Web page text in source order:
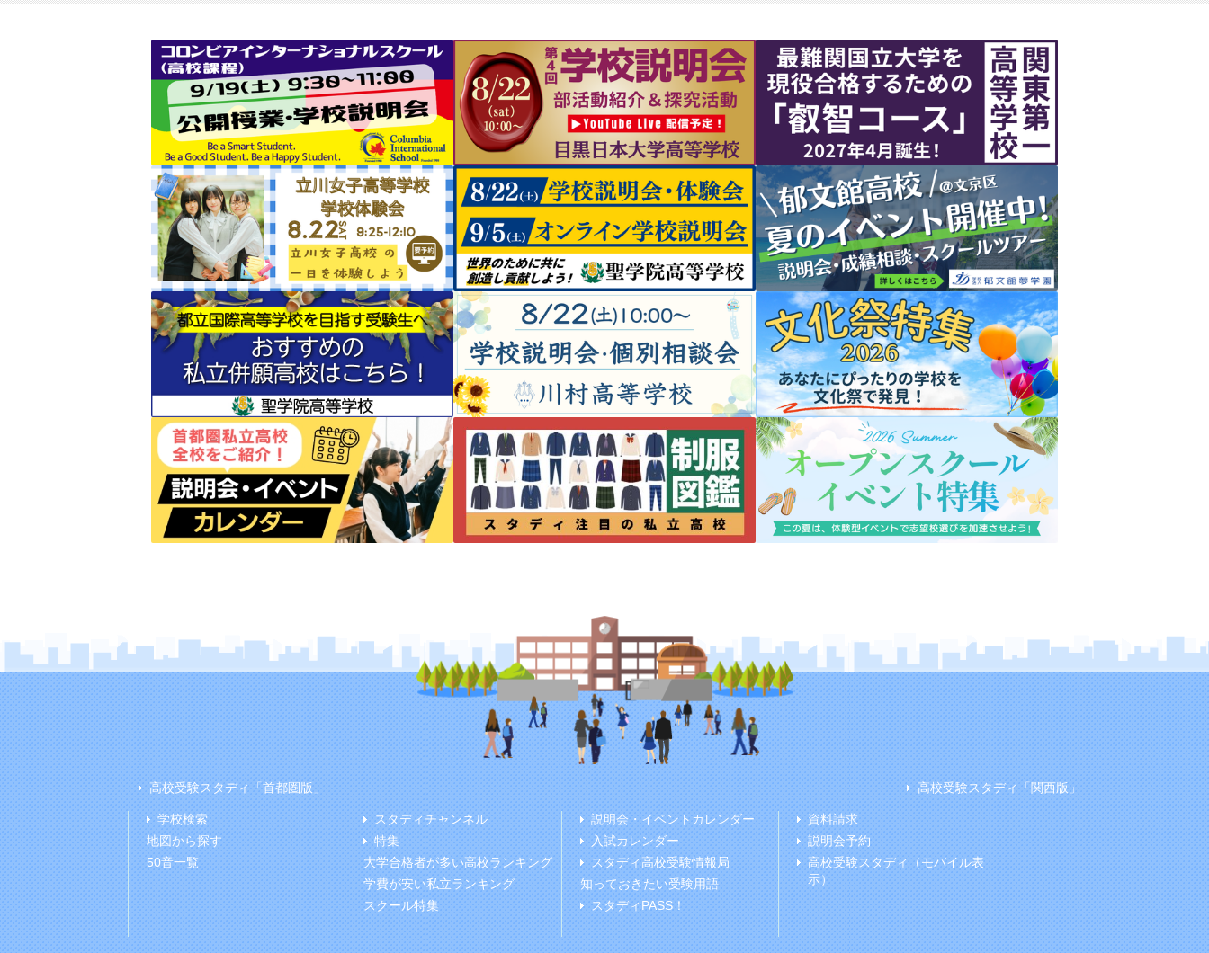
高校受験スタディ「首都圏版」 高校受験スタディ「関西版」
学校検索
地図から探す
50音一覧
スタディチャンネル
特集
大学合格者が多い高校ランキング
学費が安い私立ランキング
スクール特集
説明会・イベントカレンダー
入試カレンダー
スタディ高校受験情報局
知っておきたい受験用語
スタディPASS！
資料請求
説明会予約
高校受験スタディ（モバイル表
示）